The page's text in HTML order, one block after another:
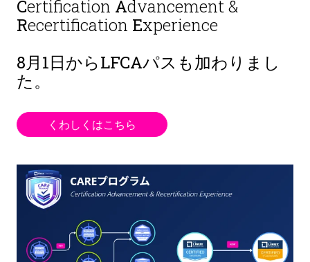
Certification Advancement &
Recertification Experience
8月1日からLFCAパスも加わりまし
た。
くわしくはこちら